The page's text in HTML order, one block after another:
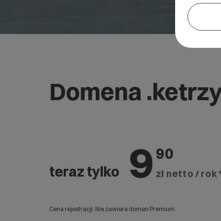
Domena
teraz tylko 9 90
zł netto / rok
Cena rejestracji. Nie zawiera domen Premium.